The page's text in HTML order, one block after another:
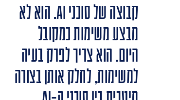
קבוצה של סוכני AI. הוא לא
מבצע משימות כמקובל
היום. הוא צריך לפרק בעיה
למשימות, לחלק אותן בצורה